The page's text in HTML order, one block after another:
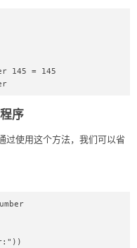
145 = 145
序
过使用这个方法，我们可以省